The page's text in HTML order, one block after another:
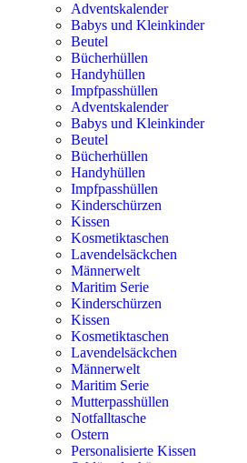
Adventskalender
Babys und Kleinkinder
Beutel
Bücherhüllen
Handyhüllen
Impfpasshüllen
Adventskalender
Babys und Kleinkinder
Beutel
Bücherhüllen
Handyhüllen
Impfpasshüllen
Kinderschürzen
Kissen
Kosmetiktaschen
Lavendelsäckchen
Männerwelt
Maritim Serie
Kinderschürzen
Kissen
Kosmetiktaschen
Lavendelsäckchen
Männerwelt
Maritim Serie
Mutterpasshüllen
Notfalltasche
Ostern
Personalisierte Kissen